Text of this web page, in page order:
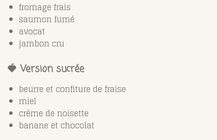
fromage frais
saumon fumé
avocat
jambon cru
🍓 Version sucrée
beurre et confiture de fraise
miel
crème de noisette
banane et chocolat